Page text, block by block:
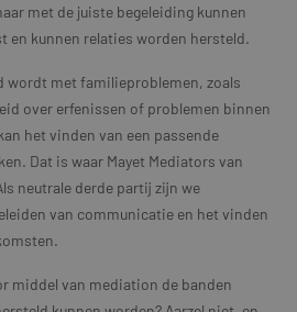
met de juiste begeleiding kunnen
en kunnen relaties worden hersteld.
wordt met familieproblemen, zoals
over erfenissen of problemen binnen
het vinden van een passende
Dat is waar Mayet Mediators van
neutrale derde partij zijn we
van communicatie en het vinden
middel van mediation de banden